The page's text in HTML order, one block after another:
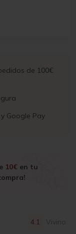
de 100€
Google Pay
10€ en tu
4.1 Vivino